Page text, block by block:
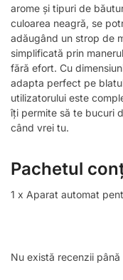
arome și tipuri de
culoarea neagră, se
adăugând un strop de
simplificată prin
fără efort. Cu
adapta perfect pe
utilizatorului este
îți permite să te bucuri
când vrei tu.
Pachetul
1 x Aparat automat
Nu există recenzii până